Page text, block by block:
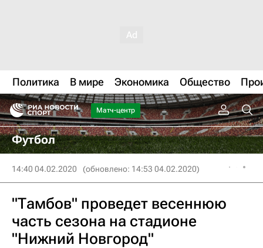
Политика В мире Экономика Общество
Матч-центр
Футбол
14:40 04.02.2020 (обновлено: 14:53 04.02.2020)
"Тамбов" проведет весеннюю
часть сезона на стадионе
"Нижний Новгород"